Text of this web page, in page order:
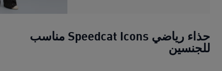
حذاء رياضي Speedcat Icons مناسب
للجنسين